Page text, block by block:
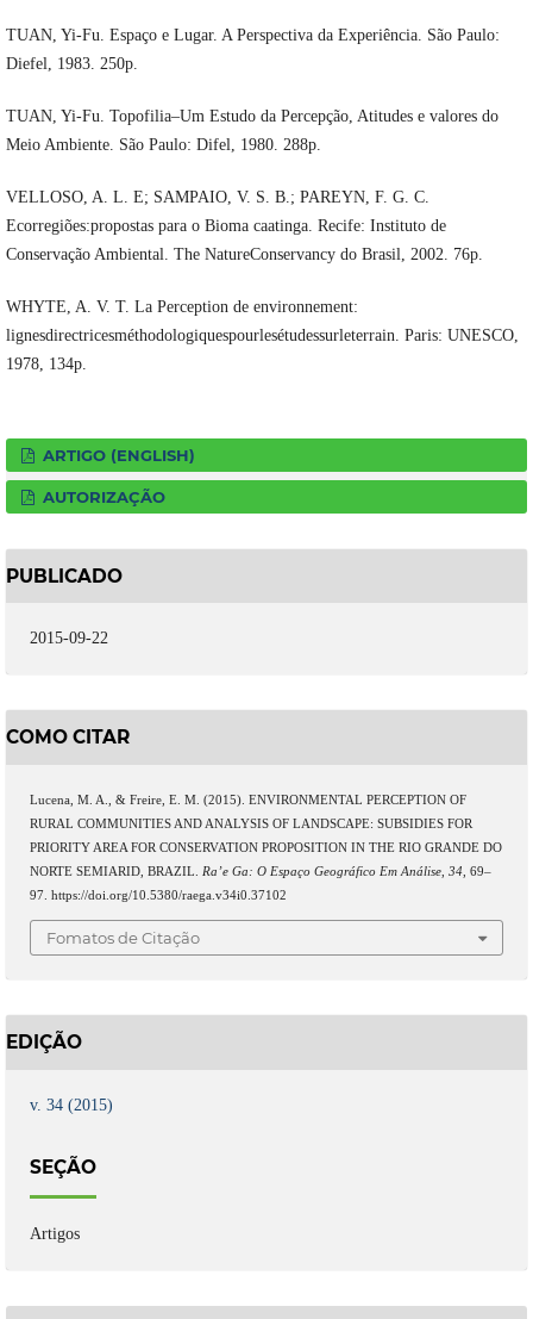
TUAN, Yi-Fu. Espaço e Lugar. A Perspectiva da Experiência. São Paulo:
Diefel, 1983. 250p.
TUAN, Yi-Fu. Topofilia–Um Estudo da Percepção, Atitudes e valores do
Meio Ambiente. São Paulo: Difel, 1980. 288p.
VELLOSO, A. L. E; SAMPAIO, V. S. B.; PAREYN, F. G. C.
Ecorregiões:propostas para o Bioma caatinga. Recife: Instituto de
Conservação Ambiental. The NatureConservancy do Brasil, 2002. 76p.
WHYTE, A. V. T. La Perception de environnement:
lignesdirectricesméthodologiquespourlesétudessurleterrain. Paris: UNESCO,
1978, 134p.
ARTIGO (ENGLISH)
AUTORIZAÇÃO
PUBLICADO
2015-09-22
COMO CITAR
Lucena, M. A., & Freire, E. M. (2015). ENVIRONMENTAL PERCEPTION OF
RURAL COMMUNITIES AND ANALYSIS OF LANDSCAPE: SUBSIDIES FOR
PRIORITY AREA FOR CONSERVATION PROPOSITION IN THE RIO GRANDE DO
NORTE SEMIARID, BRAZIL. Ra’e Ga: O Espaço Geográfico Em Análise, 34, 69–
97. https://doi.org/10.5380/raega.v34i0.37102
Fomatos de Citação
EDIÇÃO
v. 34 (2015)
SEÇÃO
Artigos